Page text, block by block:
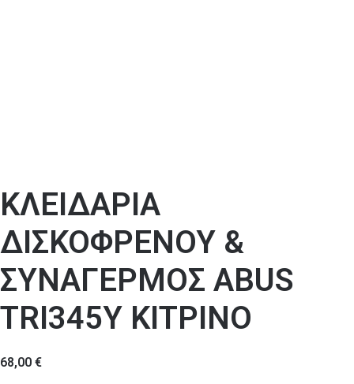
ΚΛΕΙΔΑΡΙΑ
ΔΙΣΚΟΦΡΕΝΟΥ &
ΣΥΝΑΓΕΡΜΟΣ ABUS
TRI345Y ΚΙΤΡΙΝΟ
68,00 €